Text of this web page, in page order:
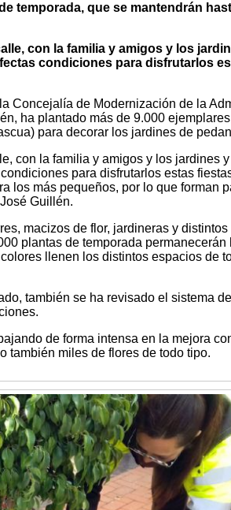
temporada, que se mantendrán
con la familia y amigos y los
condiciones para disfrutarlos
Concejalía de Modernización de la
ha plantado más de 9.000
para decorar los jardines de
con la familia y amigos y los jardines y
para disfrutarlos estas
los más pequeños, por lo que forman
Guillén.
macizos de flor, jardineras y
plantas de temporada
llenen los distintos espacios de
también se ha revisado el sistema
de forma intensa en la mejora
también miles de flores de todo tipo.